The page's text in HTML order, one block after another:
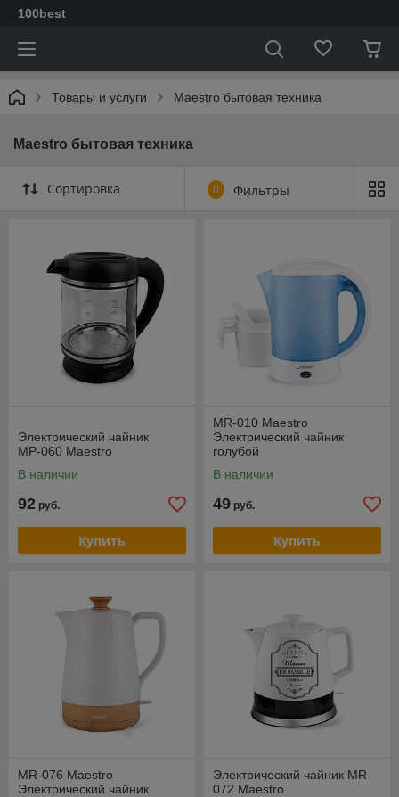
100best
Товары и услуги Maestro бытовая техника
Maestro бытовая техника
Сортировка 0 Фильтры
Электрический чайник
МР-060 Maestro
В наличии
92 руб.
Купить
MR-010 Maestro
Электрический чайник
голубой
В наличии
49 руб.
Купить
MR-076 Maestro
Электрический чайник
Электрический чайник MR-
072 Maestro